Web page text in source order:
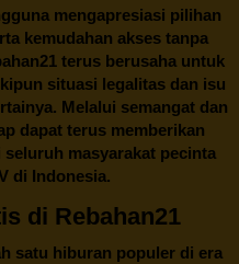
mengapresiasi pilihan
kemudahan akses tanpa
terus berusaha untuk
situasi legalitas dan isu
Melalui semangat dan
dapat terus memberikan
masyarakat pecinta
di Indonesia.
di Rebahan21
satu hiburan populer di era